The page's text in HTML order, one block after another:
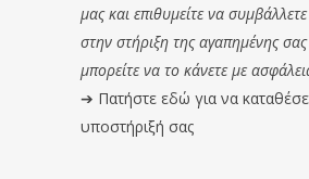
μας και επιθυμείτε να
στην στήριξη της αγαπημένης σας
μπορείτε να το κάνετε με
➔ Πατήστε εδώ για να
υποστήριξή σας